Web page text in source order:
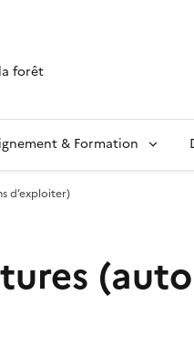
forêt
& Formation
d’exploiter)